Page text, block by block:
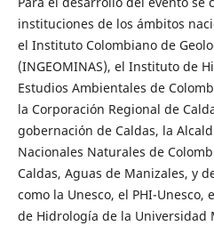
instituciones de los ámbitos
el Instituto Colombiano de
(INGEOMINAS), el Instituto de
Estudios Ambientales de
la Corporación Regional de
gobernación de Caldas, la
Nacionales Naturales de
Caldas, Aguas de Manizales, y
como la Unesco, el PHI-
de Hidrología de la Universidad